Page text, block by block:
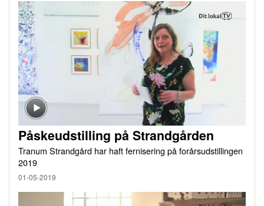
Påskeudstilling på Strandgården
Tranum Strandgård har haft fernisering på forårsudstillingen
2019
01-05-2019